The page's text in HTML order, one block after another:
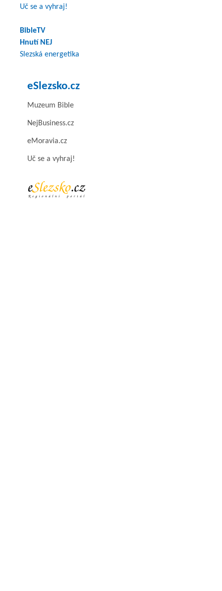
Uč se a vyhraj!
BibleTV
Hnutí NEJ
Slezská energetika
eSlezsko.cz
Muzeum Bible
NejBusiness.cz
eMoravia.cz
Uč se a vyhraj!